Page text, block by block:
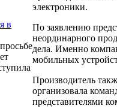
в
электроники.
По заявлению
неординарного
дела. Именно
мобильных
Производитель
организовала
представителями